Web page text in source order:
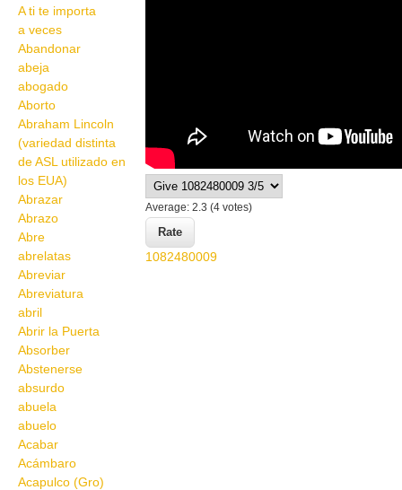
A ti te importa
a veces
Abandonar
abeja
abogado
Aborto
Abraham Lincoln
(variedad distinta
de ASL utilizado en
los EUA)
Abrazar
Abrazo
Abre
abrelatas
Abreviar
Abreviatura
abril
Abrir la Puerta
Absorber
Abstenerse
absurdo
abuela
abuelo
Acabar
Acámbaro
Acapulco (Gro)
Average: 2.3 (4votes)
1082480009